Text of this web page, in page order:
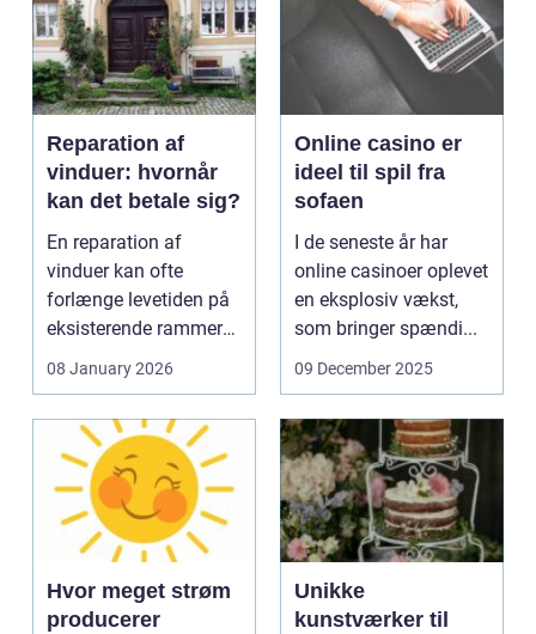
Reparation af
vinduer: hvornår
kan det betale sig?
En reparation af
vinduer kan ofte
forlænge levetiden på
eksisterende rammer
og glas med ...
08 January 2026
Online casino er
ideel til spil fra
sofaen
I de seneste år har
online casinoer oplevet
en eksplosiv vækst,
som bringer spændi...
09 December 2025
Hvor meget strøm
producerer
Unikke
kunstværker til